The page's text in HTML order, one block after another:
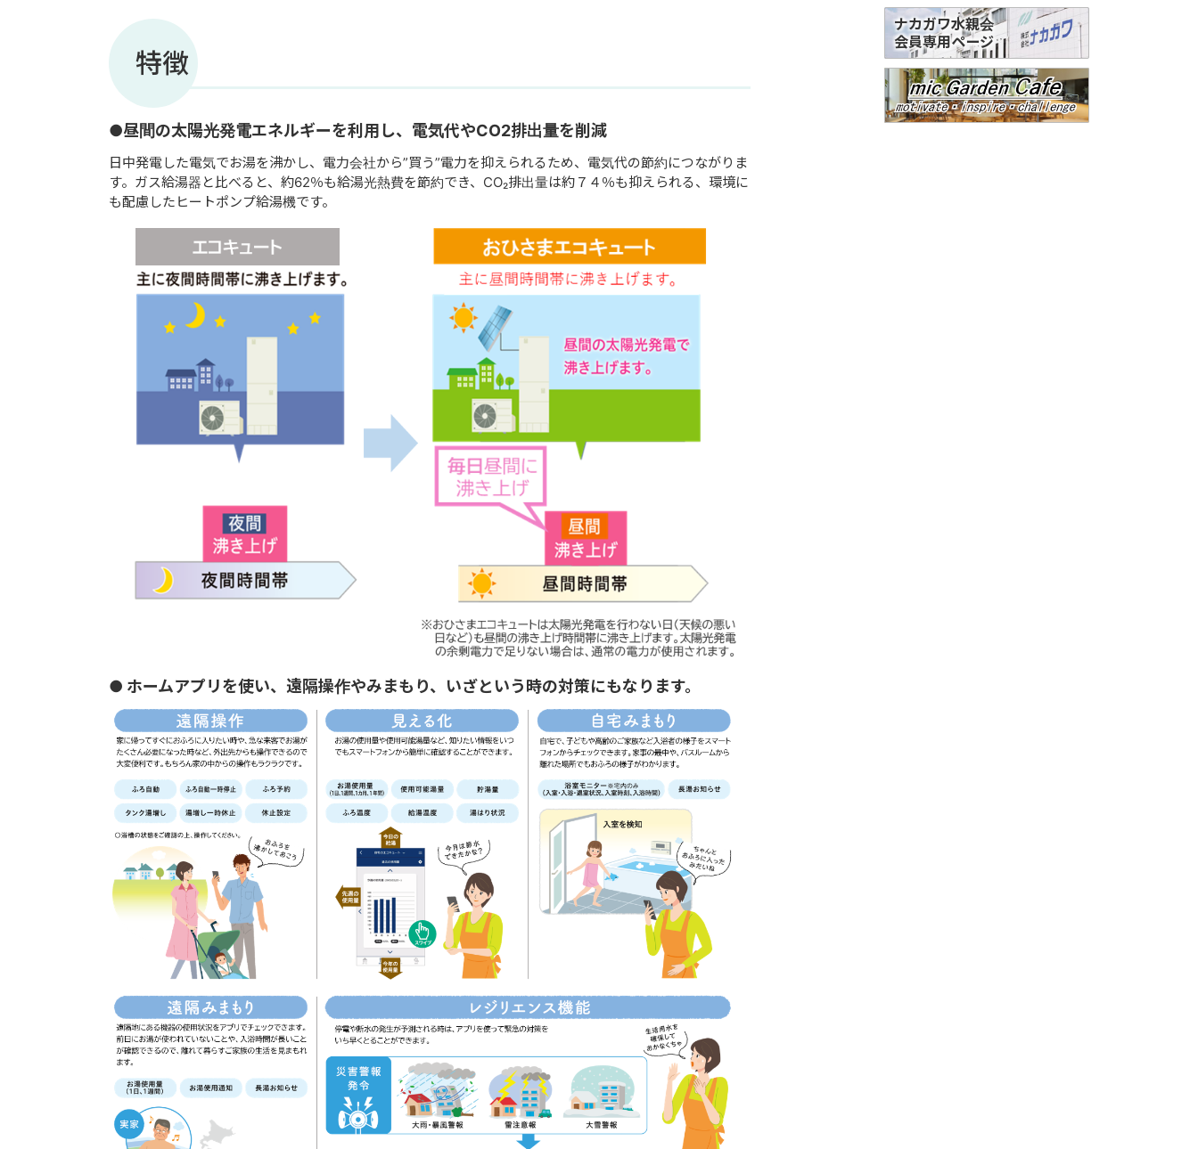
特徴
●昼間の太陽光発電エネルギーを利用し、電気代やCO2排出量を削減
日中発電した電気でお湯を沸かし、電力会社から”買う”電力を抑えられるため、電気代の節約につながりま
す。ガス給湯器と比べると、約62％も給湯光熱費を節約でき、CO₂排出量は約７４％も抑えられる、環境に
も配慮したヒートポンプ給湯機です。
● ホームアプリを使い、遠隔操作やみまもり、いざという時の対策にもなります。
ナカガワ水親会
会員専用ページ